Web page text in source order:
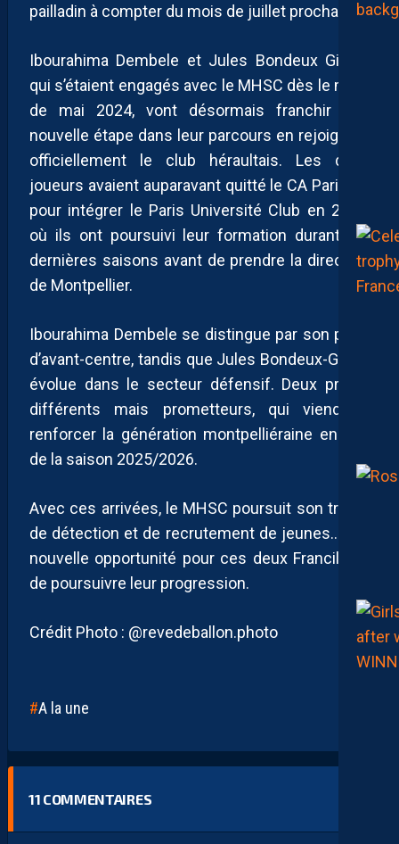
pailladin à compter du mois de juillet prochain.
Ibourahima Dembele et Jules Bondeux Girard,
qui s’étaient engagés avec le MHSC dès le mois
de mai 2024, vont désormais franchir une
nouvelle étape dans leur parcours en rejoignant
officiellement le club héraultais. Les deux
joueurs avaient auparavant quitté le CA Paris 14
pour intégrer le Paris Université Club en 2022,
où ils ont poursuivi leur formation durant les
dernières saisons avant de prendre la direction
de Montpellier.
Ibourahima Dembele se distingue par son profil
d’avant-centre, tandis que Jules Bondeux-Girard
évolue dans le secteur défensif. Deux profils
différents mais prometteurs, qui viendront
renforcer la génération montpelliéraine en vue
de la saison 2025/2026.
Avec ces arrivées, le MHSC poursuit son travail
de détection et de recrutement de jeunes.. Une
nouvelle opportunité pour ces deux Franciliens
de poursuivre leur progression.
Crédit Photo : @revedeballon.photo
A la une
11 COMMENTAIRES